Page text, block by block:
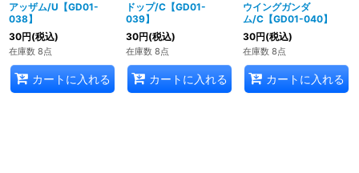
アッザム/U【GD01-
038】
30円(税込)
在庫数 8点
カートに入れる
ドップ/C【GD01-
039】
30円(税込)
在庫数 8点
カートに入れる
ウイングガンダ
ム/C【GD01-040】
30円(税込)
在庫数 8点
カートに入れる